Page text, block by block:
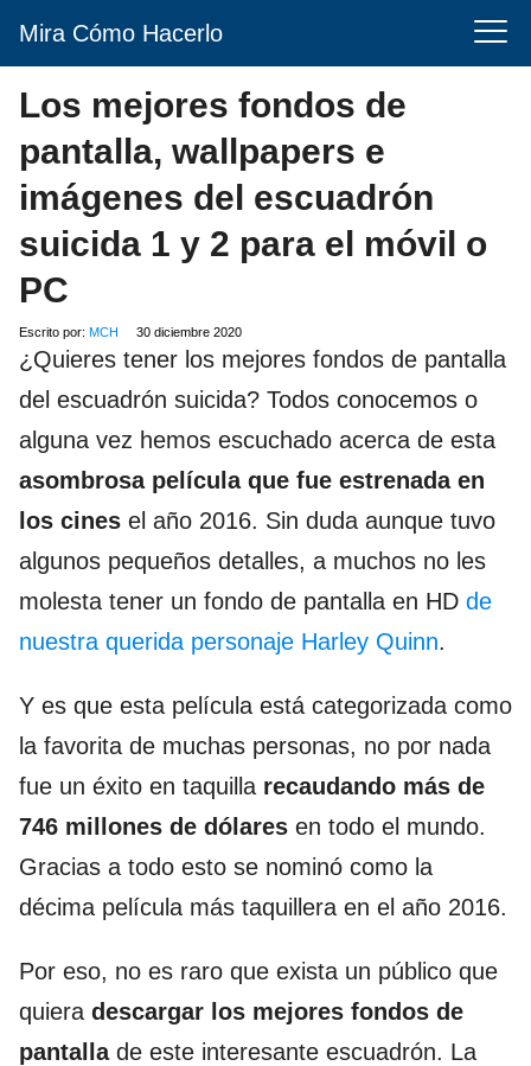
Mira Cómo Hacerlo
Los mejores fondos de
pantalla, wallpapers e
imágenes del escuadrón
suicida 1 y 2 para el móvil o
PC
Escrito por: MCH 30 diciembre 2020
¿Quieres tener los mejores fondos de pantalla
del escuadrón suicida? Todos conocemos o
alguna vez hemos escuchado acerca de esta
asombrosa película que fue estrenada en
los cines el año 2016. Sin duda aunque tuvo
algunos pequeños detalles, a muchos no les
molesta tener un fondo de pantalla en HD de
nuestra querida personaje Harley Quinn.
Y es que esta película está categorizada como
la favorita de muchas personas, no por nada
fue un éxito en taquilla recaudando más de
746 millones de dólares en todo el mundo.
Gracias a todo esto se nominó como la
décima película más taquillera en el año 2016.
Por eso, no es raro que exista un público que
quiera descargar los mejores fondos de
pantallade este interesante escuadrón. La